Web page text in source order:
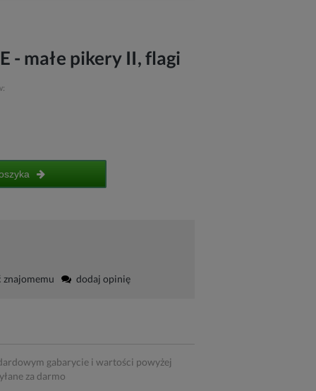
- małe pikery II, flagi
znajomemu dodaj opinię
gabarycie i wartości powyżej
za darmo